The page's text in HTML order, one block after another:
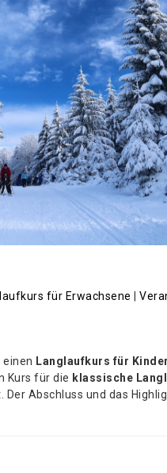
für Erwachsene
Langlaufkurs für
Kurs für die klassische
Abschluss und das